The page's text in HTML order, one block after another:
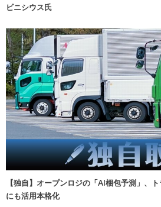
ビニシウス氏
【独自】オープンロジの「AI梱包予測」、
にも活用本格化